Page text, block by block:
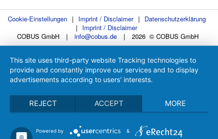
Cookie-Einstellungen | Imprint / Disclaimer |
Datenschutzerklärung
| Imprint / Disclaimer
COBUS GmbH
| info@cobus.de | 2026 © COBUS GmbH
This site uses third-party website Tracking technologies to
provide and constantly improve our services and to display
advertisements according to users' interests.
REJECT ACCEPT MORE
Powered by &